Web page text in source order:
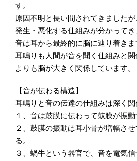
す。
原因不明と長い間されてきましたが
発生・悪化する仕組みが分かって
音は耳から最終的に脳に辿り着きま
耳鳴りも人間が音を聞く仕組みと
よりも脳が大きく関係しています。
【音が伝わる構造】
耳鳴りと音の伝達の仕組みは深く関
１、音は鼓膜に伝わって鼓膜が振動
２、鼓膜の振動は耳小骨が増幅さ
る。
３、蝸牛という器官で、音を電気信